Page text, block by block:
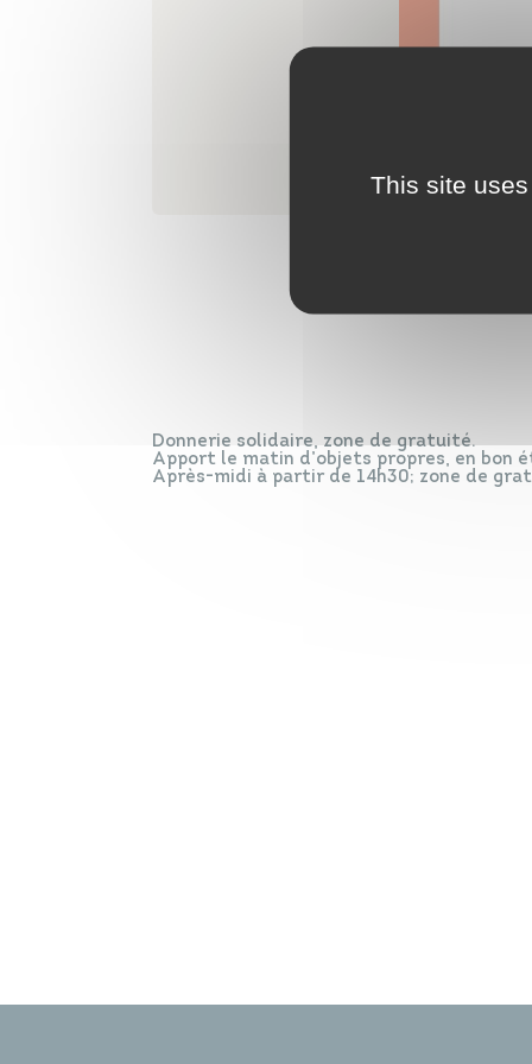
Donnerie solidaire, zone de gratuité.
Apport le matin d’objets propres, en bon
Après-midi à partir de 14h30; zone de
This site